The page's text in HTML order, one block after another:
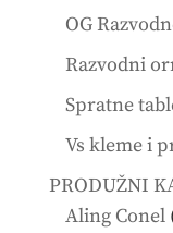
OG
Razvodni
Spratne
Vs kleme i
PRODUŽNI
Aling Conel